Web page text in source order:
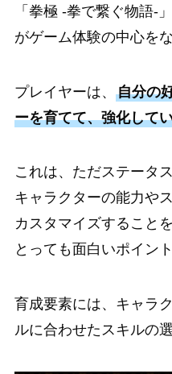
「拳極 -拳で繋ぐ物語-
がゲーム体験の中心を
プレイヤーは、 自分の
ーを育てて、強化して
これは、ただステータ
キャラクターの能力や
カスタマイズすること
とっても面白いポイント
育成要素には、キャラ
ルに合わせたスキルの